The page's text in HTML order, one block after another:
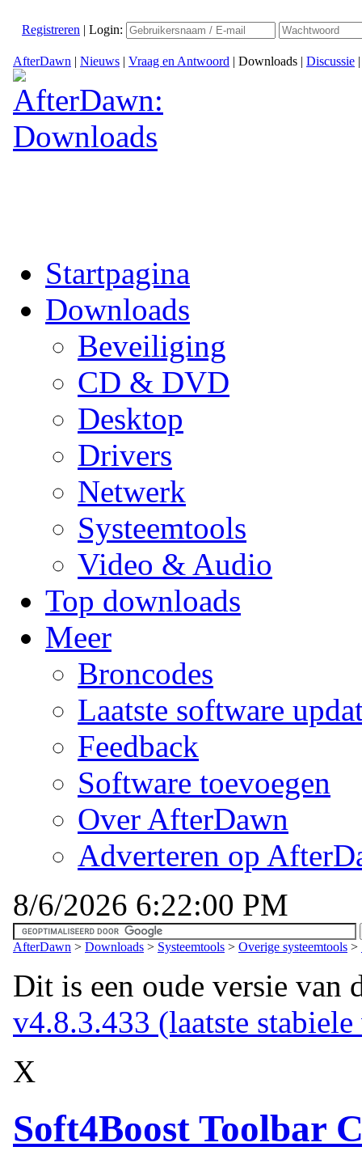
Registreren | Login:
AfterDawn | Nieuws | Vraag en Antwoord | Downloads | Discussie
Startpagina
Downloads
Beveiliging
CD & DVD
Desktop
Drivers
Netwerk
Systeemtools
Video & Audio
Top downloads
Meer
Broncodes
Laatste software
Feedback
Software toevoegen
Over AfterDawn
Adverteren op
8/6/2026 6:22:00 PM
AfterDawn > Downloads > Systeemtools > Overige systeemtools >
Dit is een oude versie van
v4.8.3.433 (laatste stabiele
X
Soft4Boost Toolbar